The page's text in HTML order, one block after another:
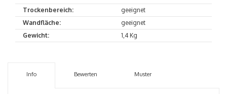
Trockenbereich:
geeignet
Wandfläche:
geeignet
Gewicht:
1,4 Kg
Info Bewerten Muster